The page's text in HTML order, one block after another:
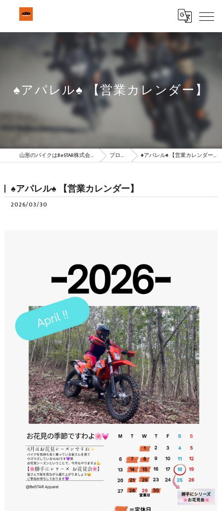
♠アパレル♠ 【営業カレンダー】
山形のバイクはBeSTAR株式会社 ブログ ♠アパレル♠ 【営業カレンダー】
♠アパレル♠ 【営業カレンダー】
2026/03/30